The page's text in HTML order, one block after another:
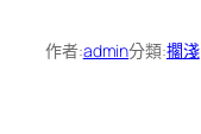
作者:admin分類:擱淺